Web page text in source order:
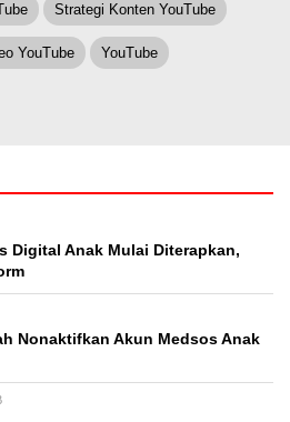
Strategi Konten YouTube
YouTube YouTube
Digital Anak Mulai Diterapkan,
Nonaktifkan Akun Medsos Anak